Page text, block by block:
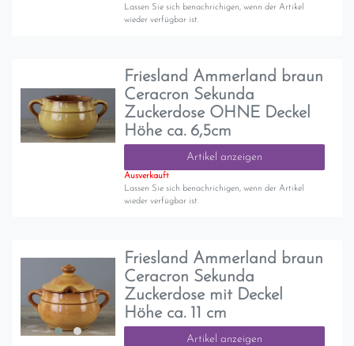
Lassen Sie sich benachrichigen, wenn der Artikel
wieder verfügbar ist.
Friesland Ammerland braun
Ceracron Sekunda
Zuckerdose OHNE Deckel
Höhe ca. 6,5cm
Artikel anzeigen
Ausverkauft
Lassen Sie sich benachrichigen, wenn der Artikel
wieder verfügbar ist.
Friesland Ammerland braun
Ceracron Sekunda
Zuckerdose mit Deckel
Höhe ca. 11 cm
Artikel anzeigen